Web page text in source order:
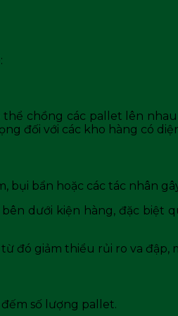
chồng các pallet lên
đối với các kho hàng có
bụi bẩn hoặc các tác nhân
dưới kiện hàng, đặc biệt
đó giảm thiểu rủi ro va đập,
số lượng pallet.